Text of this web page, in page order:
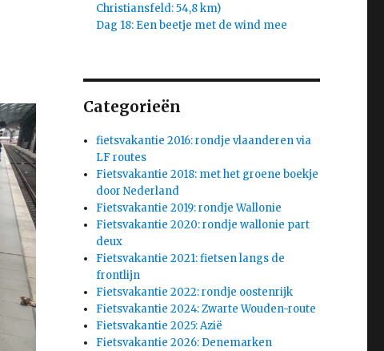
Christiansfeld: 54,8 km)
Dag 18: Een beetje met de wind mee
Categorieën
fietsvakantie 2016: rondje vlaanderen via
LF routes
Fietsvakantie 2018: met het groene boekje
door Nederland
Fietsvakantie 2019: rondje Wallonie
Fietsvakantie 2020: rondje wallonie part
deux
Fietsvakantie 2021: fietsen langs de
frontlijn
Fietsvakantie 2022: rondje oostenrijk
Fietsvakantie 2024: Zwarte Wouden-route
Fietsvakantie 2025: Azië
Fietsvakantie 2026: Denemarken